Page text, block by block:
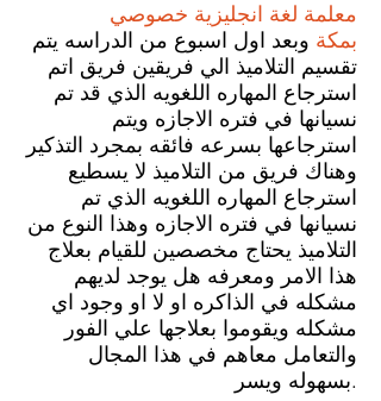
معلمة لغة انجليزية خصوصي
بمكة وبعد اول اسبوع من الدراسه يتم
تقسيم التلاميذ الي فريقين فريق اتم
استرجاع المهاره اللغويه الذي قد تم
نسيانها في فتره الاجازه ويتم
استرجاعها بسرعه فائقه بمجرد التذكير
وهناك فريق من التلاميذ لا يسطيع
استرجاع المهاره اللغويه الذي تم
نسيانها في فتره الاجازه وهذا النوع من
التلاميذ يحتاج مخصصين للقيام بعلاج
هذا الامر ومعرفه هل يوجد لديهم
مشكله في الذاكره او لا او وجود اي
مشكله ويقوموا بعلاجها علي الفور
والتعامل معاهم في هذا المجال
بسهوله ويسر.